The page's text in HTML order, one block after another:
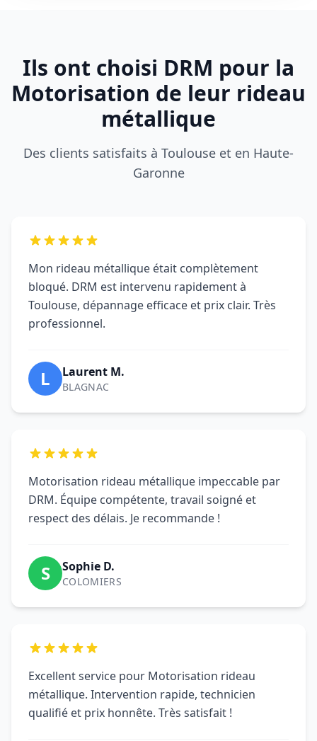
Motorisation
rideau
métallique
CASTELGINEST
CASTELGINEST
31780
et dans toute la région
de rideaux métalliques. Installation rapide en
une journée, moteurs garantis2 à 5 ans
devis gratuit sous24 heures.
Ils ont choisi DRM pour la
Motorisation de leur rideau
métallique
Des clients satisfaits à Toulouse et en Haute-
Mon rideau métallique était complètement
Toulouse, dépannage efficace et prix clair. Très
professionnel.